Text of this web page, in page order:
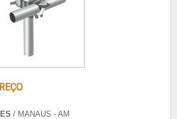
/ MANAUS - AM